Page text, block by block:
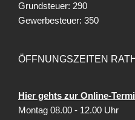
Grundsteuer: 290
Gewerbesteuer: 350
ÖFFNUNGSZEITEN
Hier gehts zur Online-
Montag 08.00 - 12.00 Uhr